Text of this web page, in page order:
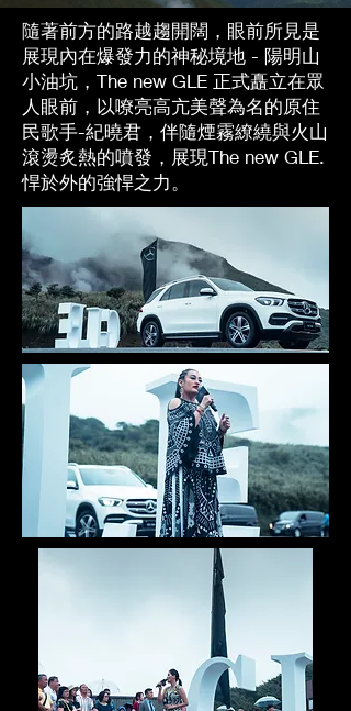
隨著前方的路越趨開闊，眼前所見是
展現內在爆發力的神秘境地 - 陽明山
小油坑，The new GLE 正式矗立在眾
人眼前，以嘹亮高亢美聲為名的原住
民歌手-紀曉君，伴隨煙霧繚繞與火山
滾燙炙熱的噴發，展現The new GLE.
悍於外的強悍之力。